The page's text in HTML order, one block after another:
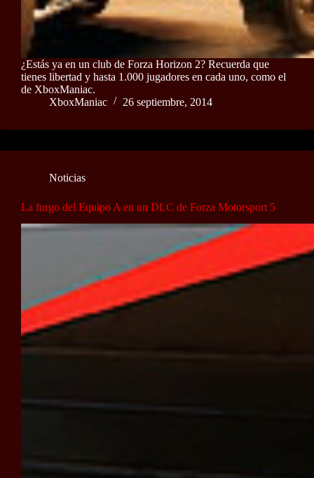
¿Estás ya en un club de Forza Horizon 2? Recuerda que
tienes libertad y hasta 1.000 jugadores en cada uno, como el
de XboxManiac.
XboxManiac
26 septiembre, 2014
Noticias
La furgo del Equipo A en un DLC de Forza Motorsport 5